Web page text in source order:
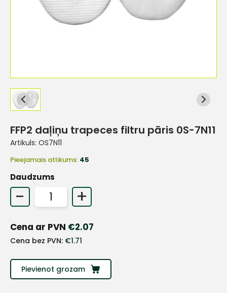
FFP2 daļiņu trapeces filtru pāris 0S-7N11
Artikuls: OS7N11
Pieejamais atlikums: 45
Daudzums
- +
Cena ar PVN €2.07
Cena bez PVN: €1.71
Pievienot grozam
+